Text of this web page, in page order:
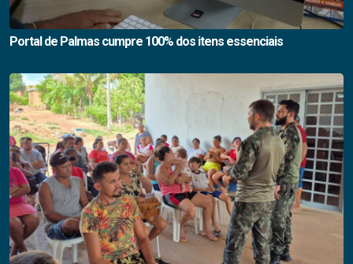
Portal de Palmas cumpre 100% dos itens essenciais